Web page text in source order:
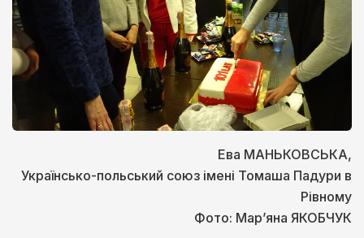
Ева МАНЬКОВСЬКА,
Українсько-польський союз імені Томаша Падури в
Рівному
Фото: Мар’яна ЯКОБЧУК